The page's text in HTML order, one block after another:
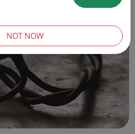
NOT NOW